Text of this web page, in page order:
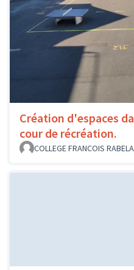
Création d'espaces
cour de récréation.
COLLEGE FRANCOIS